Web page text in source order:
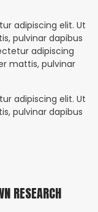
adipiscing elit. Ut
pulvinar dapibus
adipiscing
mattis, pulvinar
adipiscing elit. Ut
pulvinar dapibus
RESEARCH